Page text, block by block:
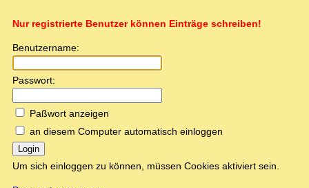
Nur registrierte Benutzer können Einträge schreiben!
Benutzername:
Passwort:
Paßwort anzeigen
an diesem Computer automatisch einloggen
Login
Um sich einloggen zu können, müssen Cookies aktiviert sein.